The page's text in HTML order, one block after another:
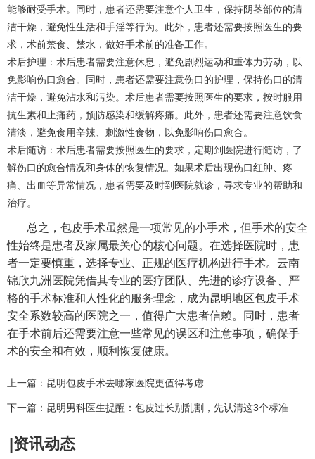
能够耐受手术。同时，患者还需要注意个人卫生，保持阴茎部位的清
洁干燥，避免性生活和手淫等行为。此外，患者还需要按照医生的要
求，术前禁食、禁水，做好手术前的准备工作。
术后护理：术后患者需要注意休息，避免剧烈运动和重体力劳动，以
免影响伤口愈合。同时，患者还需要注意伤口的护理，保持伤口的清
洁干燥，避免沾水和污染。术后患者需要按照医生的要求，按时服用
抗生素和止痛药，预防感染和缓解疼痛。此外，患者还需要注意饮食
清淡，避免食用辛辣、刺激性食物，以免影响伤口愈合。
术后随访：术后患者需要按照医生的要求，定期到医院进行随访，了
解伤口的愈合情况和身体的恢复情况。如果术后出现伤口红肿、疼
痛、出血等异常情况，患者需要及时到医院就诊，寻求专业的帮助和
治疗。
总之，包皮手术虽然是一项常见的小手术，但手术的安全
性始终是患者及家属最关心的核心问题。在选择医院时，患
者一定要慎重，选择专业、正规的医疗机构进行手术。云南
锦欣九洲医院凭借其专业的医疗团队、先进的诊疗设备、严
格的手术标准和人性化的服务理念，成为昆明地区包皮手术
安全系数较高的医院之一，值得广大患者信赖。同时，患者
在手术前后还需要注意一些常见的误区和注意事项，确保手
术的安全和有效，顺利恢复健康。
上一篇： 昆明包皮手术去哪家医院更值得考虑
下一篇： 昆明男科医生提醒：包皮过长别乱割，先认清这3个标准
|资讯动态